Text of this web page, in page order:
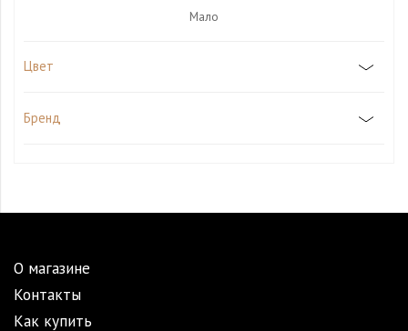
Мало
Цвет
Бренд
О магазине
Контакты
Как купить